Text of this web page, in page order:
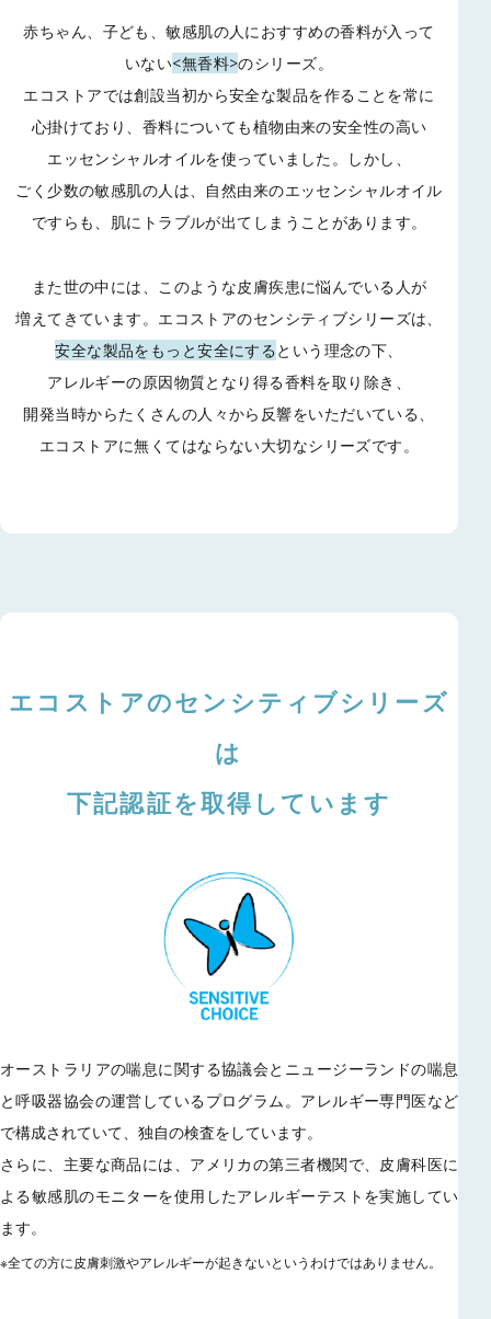
赤ちゃん、子ども、敏感肌の人におすすめの香料が入って
いない<無香料>のシリーズ。
エコストアでは創設当初から安全な製品を作ることを常に
心掛けており、 香料についても植物由来の安全性の高い
エッセンシャルオイルを使っていました。
しかし、
ごく少数の敏感肌の人は、自然由来のエッセンシャルオイル
ですらも、 肌にトラブルが出てしまうことがあります。
また世の中には、このような皮膚疾患に悩んでいる人が
増えてきています。 エコストアのセンシティブシリーズは、
安全な製品をもっと安全にする という理念の下、
アレルギーの原因物質となり得る香料を取り除き、
開発当時からたくさんの人々から反響をいただいている、
エコストアに無くてはならない大切なシリーズです。
エコストアのセンシティブシリーズ
は
下記認証を取得しています
オーストラリアの喘息に関する協議会とニュージーランドの喘息
と呼吸器協会の運営しているプログラム。アレルギー専門医など
で構成されていて、独自の検査をしています。
さらに、主要な商品には、アメリカの第三者機関で、皮膚科医に
よる敏感肌のモニターを使用したアレルギーテストを実施してい
ます。
※全ての方に皮膚刺激やアレルギーが起きないというわけではありません。